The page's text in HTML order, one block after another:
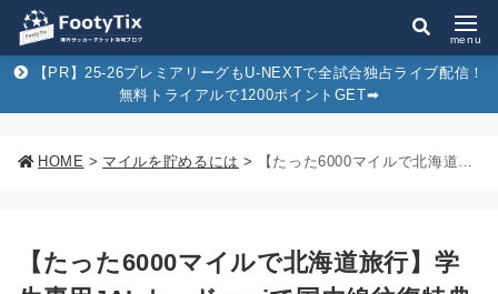
menu
【PR】25-26プレミアリーグもU-NEXTで全試合独占ライブ配信！
無料トライアルで1200ポイントGET➡︎
HOME > マイルを貯めるには > 【たった6000マイルで北海道旅行】学生専用JALカードnaviで国内線往復特典航空券を予約してみた
【たった6000マイルで北海道旅行】学